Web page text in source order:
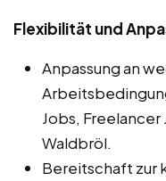
Flexibilität und
Anpassung an
Jobs,
Waldbröl.
Bereitschaft zur